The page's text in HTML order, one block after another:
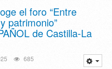
el foro “Entre
patrimonio”
de Castilla-La
685